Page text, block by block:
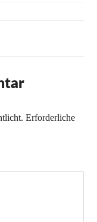
Erforderliche